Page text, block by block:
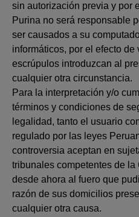
sin autorización previa y por
Purina no será responsable
ser causados a su
informáticos, por el efecto de
escrúpulos introduzcan al
cualquier otra circunstancia.
Para la interpretación y/o
términos y condiciones de
legalidad, tanto el usuario
regulado por las leyes
controversia aceptan en
tribunales competentes de
desde ahora al fuero que
razón de sus domicilios
cualquier otra causa.